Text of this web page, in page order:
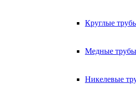
Круглые
Медные трубы
Никелевые